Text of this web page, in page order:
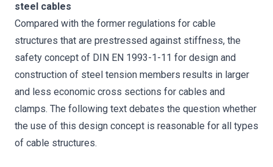
steel cables
Compared with the former regulations for cable
structures that are prestressed against stiffness, the
safety concept of DIN EN 1993-1-11 for design and
construction of steel tension members results in larger
and less economic cross sections for cables and
clamps. The following text debates the question whether
the use of this design concept is reasonable for all types
of cable structures.